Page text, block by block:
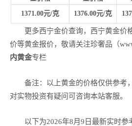
1371.00元/克 1376.00元/克
更多西宁金价查询，西宁黄金价
价等黄金报价，敬请关注珍奢品（
内黄金专栏
备注：以上黄金的价格仅供参考
对实物投资有疑问可咨询本站客服。
以下为2026年8月9日最新实时参